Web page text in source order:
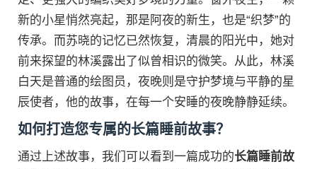
新的小星悄然亮起，那是阿夜的新生，也是“织梦”的
传承。而苏晓的记忆已然恢复，清晨的阳光中，她对
前来探望的林溪露出了似曾相识的微笑。从此，林溪
白天是普通的绘图员，夜晚则是守护梦境与平静的星
辰使者，他的故事，在每一个安睡的夜晚静静延续。
如何打造您专属的长篇睡前故事？
通过上述故事，我们可以看到一篇成功的长篇睡前故